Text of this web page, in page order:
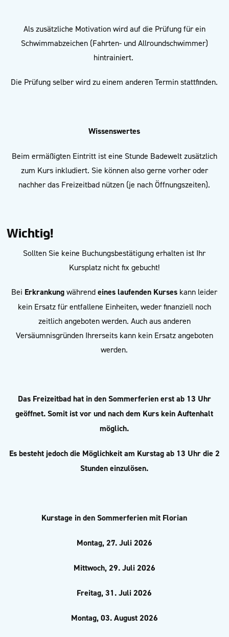
Als zusätzliche Motivation wird auf die Prüfung für ein
Schwimmabzeichen (Fahrten- und Allroundschwimmer)
hintrainiert.
Die Prüfung selber wird zu einem anderen Termin stattfinden.
Wissenswertes
Beim ermäßigten Eintritt ist eine Stunde Badewelt zusätzlich
zum Kurs inkludiert. Sie können also gerne vorher oder
nachher das Freizeitbad nützen (je nach Öffnungszeiten).
Wichtig!
Sollten Sie keine Buchungsbestätigung erhalten ist Ihr
Kursplatz nicht fix gebucht!
Bei Erkrankung während eines laufenden Kurses kann leider
kein Ersatz für entfallene Einheiten, weder finanziell noch
zeitlich angeboten werden. Auch aus anderen
Versäumnisgründen Ihrerseits kann kein Ersatz angeboten
werden.
Das Freizeitbad hat in den Sommerferien erst ab 13 Uhr
geöffnet. Somit ist vor und nach dem Kurs kein Auftenhalt
möglich.
Es besteht jedoch die Möglichkeit am Kurstag ab 13 Uhr die 2
Stunden einzulösen.
Kurstage in den Sommerferien mit Florian
Montag, 27. Juli 2026
Mittwoch, 29. Juli 2026
Freitag, 31. Juli 2026
Montag, 03. August 2026